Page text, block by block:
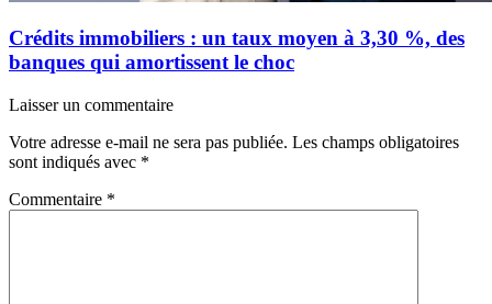
Crédits immobiliers : un taux moyen à 3,30 %, des
banques qui amortissent le choc
Laisser un commentaire
Votre adresse e-mail ne sera pas publiée. Les champs obligatoires
sont indiqués avec *
Commentaire *